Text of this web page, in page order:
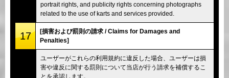
portrait rights, and publicity rights concerning photographs
related to the use of karts and services provided.
17
[損害および罰則の請求 / Claims for Damages and
Penalties]
ユーザーがこれらの利用規約に違反した場合、ユーザーは損
害や違反に関する罰則について当店が行う請求を補償するこ
とを承認します。